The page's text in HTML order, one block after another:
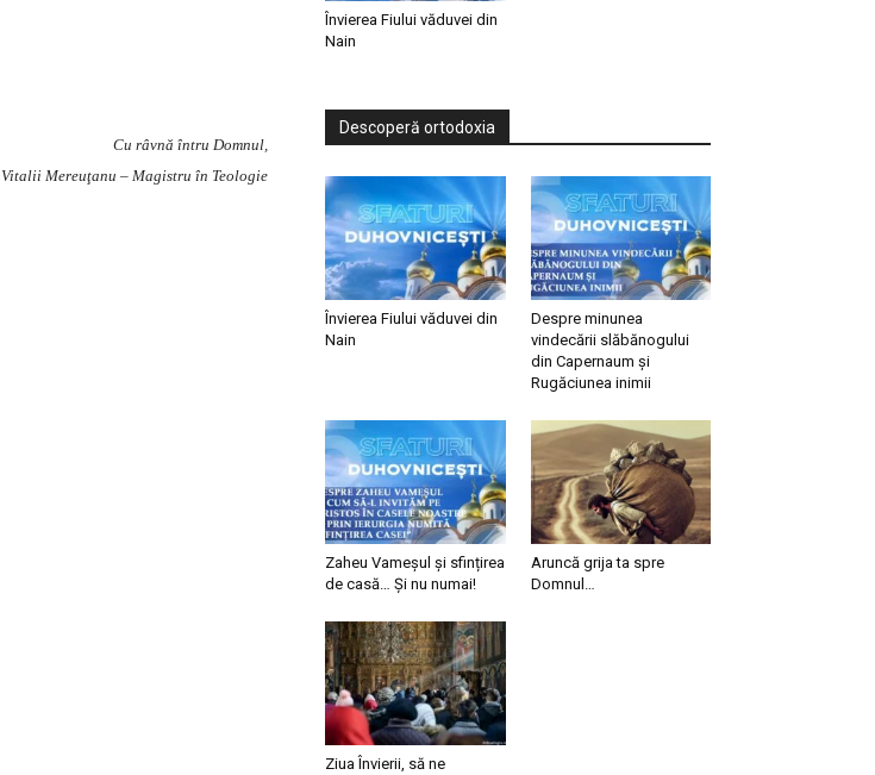
Cu râvnă întru Domnul,
Vitalii Mereuţanu – Magistru în Teologie
Învierea Fiului văduvei din
Nain
Descoperă ortodoxia
Învierea Fiului văduvei din
Nain
Despre minunea
vindecării slăbănogului
din Capernaum și
Rugăciunea inimii
Zaheu Vameșul și sfințirea
de casă… Și nu numai!
Aruncă grija ta spre
Domnul…
Ziua Învierii, să ne